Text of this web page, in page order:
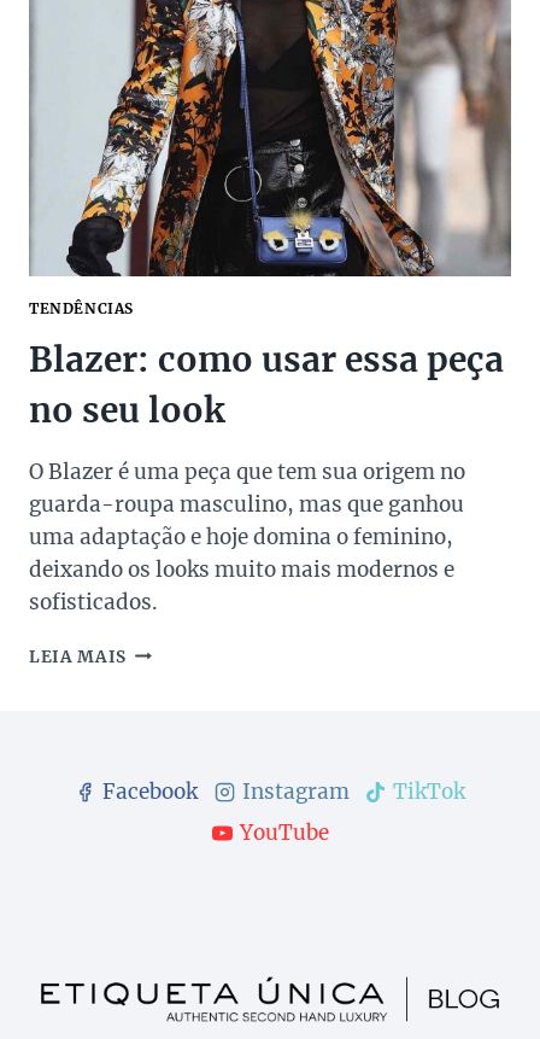
MAIS
ELEGANTE
DE
TODAS
TENDÊNCIAS
Blazer: como usar essa peça
no seu look
O Blazer é uma peça que tem sua origem no
guarda-roupa masculino, mas que ganhou
uma adaptação e hoje domina o feminino,
deixando os looks muito mais modernos e
sofisticados.
LEIA MAIS BLAZER:
NO
SEU
Facebook Instagram
TikTok
YouTube